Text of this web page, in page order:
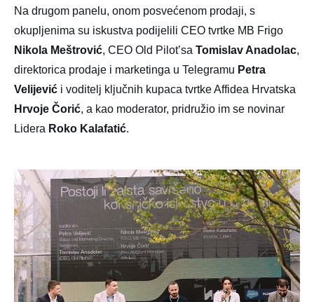
Na drugom panelu, onom posvećenom prodaji, s
okupljenima su iskustva podijelili CEO tvrtke MB Frigo
Nikola Meštrović, CEO Old Pilot’sa Tomislav Anadolac,
direktorica prodaje i marketinga u Telegramu Petra
Velijević i voditelj ključnih kupaca tvrtke Affidea Hrvatska
Hrvoje Čorić, a kao moderator, pridružio im se novinar
Lidera Roko Kalafatić.